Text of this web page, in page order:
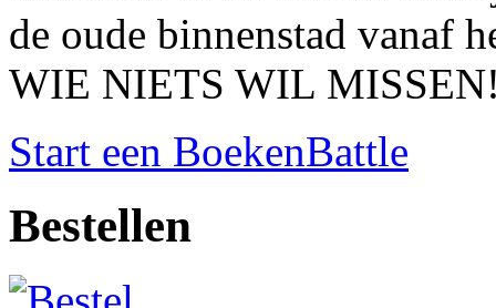
de oude binnenstad vanaf
WIE NIETS WIL
Start een BoekenBattle
Bestellen